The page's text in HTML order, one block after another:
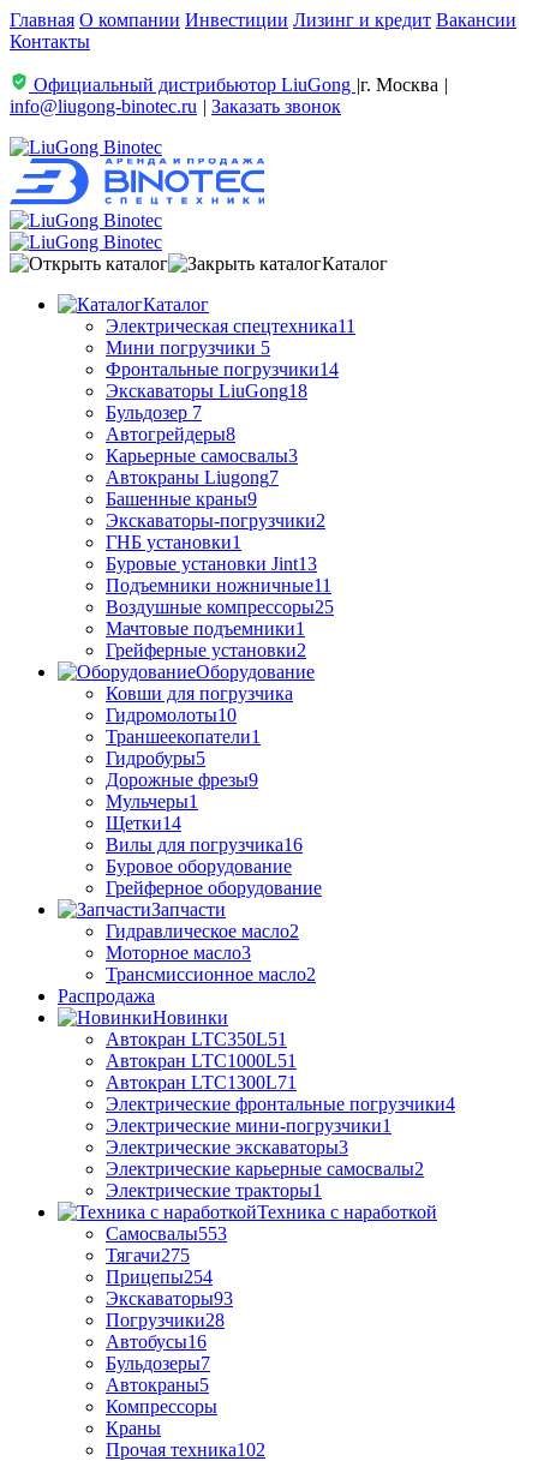
Главная О компании Инвестиции Лизинг и кредит Вакансии
Контакты
Официальный дистрибьютор LiuGong |г. Москва |
info@liugong-binotec.ru | Заказать звонок
Каталог
Каталог
Электрическая спецтехника11
Мини погрузчики 5
Фронтальные погрузчики14
Экскаваторы LiuGong18
Бульдозер 7
Автогрейдеры8
Карьерные самосвалы3
Автокраны Liugong7
Башенные краны9
Экскаваторы-погрузчики2
ГНБ установки1
Буровые установки Jint13
Подъемники ножничные11
Воздушные компрессоры25
Мачтовые подъемники1
Грейферные установки2
Оборудование
Ковши для погрузчика
Гидромолоты10
Траншеекопатели1
Гидробуры5
Дорожные фрезы9
Мульчеры1
Щетки14
Вилы для погрузчика16
Буровое оборудование
Грейферное оборудование
Запчасти
Гидравлическое масло2
Моторное масло3
Трансмиссионное масло2
Распродажа
Новинки
Автокран LTC350L51
Автокран LTC1000L51
Автокран LTC1300L71
Электрические фронтальные погрузчики4
Электрические мини-погрузчики1
Электрические экскаваторы3
Электрические карьерные самосвалы2
Электрические тракторы1
Техника с наработкой
Самосвалы553
Тягачи275
Прицепы254
Экскаваторы93
Погрузчики28
Автобусы16
Бульдозеры7
Автокраны5
Компрессоры
Краны
Прочая техника102